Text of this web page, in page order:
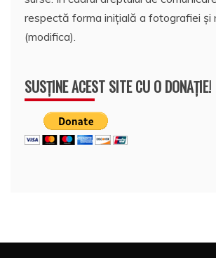
respectă forma inițială a fotografiei și
(modifica).
SUSȚINE ACEST SITE CU O DONAȚIE!